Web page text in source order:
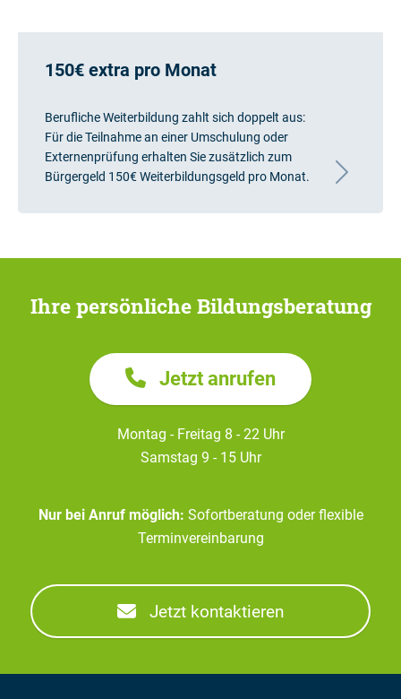
150€ extra pro Monat
Berufliche Weiterbildung zahlt sich doppelt aus:
Für die Teilnahme an einer Umschulung oder
Externenprüfung erhalten Sie zusätzlich zum
Bürgergeld 150€ Weiterbildungsgeld pro Monat.
Ihre persönliche Bildungsberatung
Jetzt anrufen
Montag - Freitag 8 - 22 Uhr
Samstag 9 - 15 Uhr
Nur bei Anruf möglich: Sofortberatung oder flexible
Terminvereinbarung
Jetzt kontaktieren